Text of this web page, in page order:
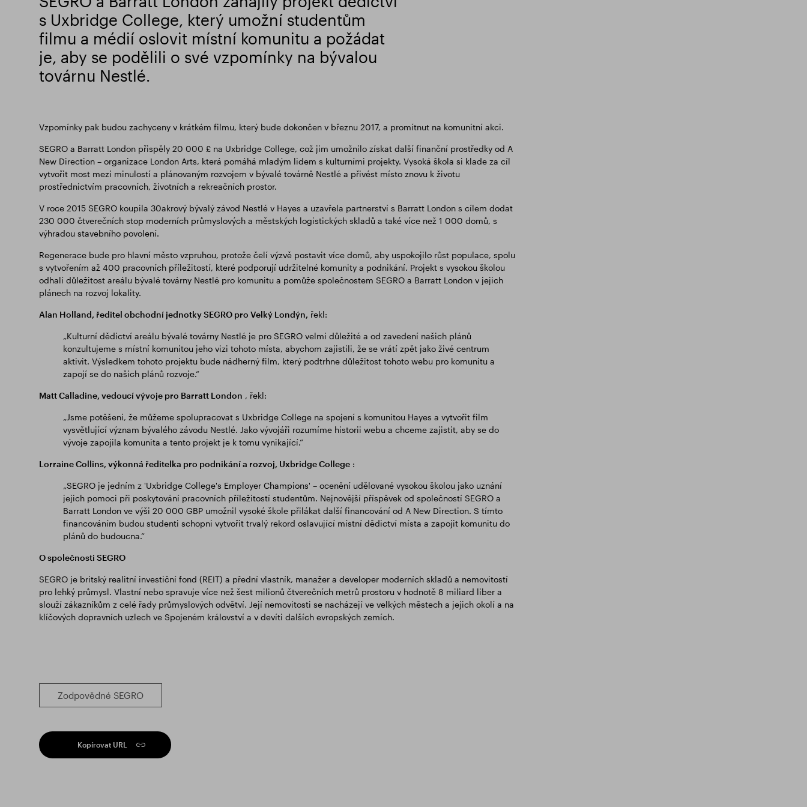
s Uxbridge College, který umožní studentům
filmu a médií oslovit místní komunitu a požádat
je, aby se podělili o své vzpomínky na bývalou
továrnu Nestlé.
Vzpomínky pak budou zachyceny v krátkém filmu, který bude dokončen v březnu 2017, a promítnut na komunitní akci.
SEGRO a Barratt London přispěly 20 000 £ na Uxbridge College, což jim umožnilo získat další finanční prostředky od A
New Direction – organizace London Arts, která pomáhá mladým lidem s kulturními projekty. Vysoká škola si klade za cíl
vytvořit most mezi minulostí a plánovaným rozvojem v bývalé továrně Nestlé a přivést místo znovu k životu
prostřednictvím pracovních, životních a rekreačních prostor.
V roce 2015 SEGRO koupila 30akrový bývalý závod Nestlé v Hayes a uzavřela partnerství s Barratt London s cílem dodat
230 000 čtverečních stop moderních průmyslových a městských logistických skladů a také více než 1 000 domů, s
výhradou stavebního povolení.
Regenerace bude pro hlavní město vzpruhou, protože čelí výzvě postavit více domů, aby uspokojilo růst populace, spolu
s vytvořením až 400 pracovních příležitostí, které podporují udržitelné komunity a podnikání. Projekt s vysokou školou
odhalí důležitost areálu bývalé továrny Nestlé pro komunitu a pomůže společnostem SEGRO a Barratt London v jejich
plánech na rozvoj lokality.
Alan Holland, ředitel obchodní jednotky SEGRO pro Velký Londýn, řekl:
„Kulturní dědictví areálu bývalé továrny Nestlé je pro SEGRO velmi důležité a od zavedení našich plánů
konzultujeme s místní komunitou jeho vizi tohoto místa, abychom zajistili, že se vrátí zpět jako živé centrum
aktivit. Výsledkem tohoto projektu bude nádherný film, který podtrhne důležitost tohoto webu pro komunitu a
zapojí se do našich plánů rozvoje.“
Matt Calladine, vedoucí vývoje pro Barratt London , řekl:
„Jsme potěšeni, že můžeme spolupracovat s Uxbridge College na spojení s komunitou Hayes a vytvořit film
vysvětlující význam bývalého závodu Nestlé. Jako vývojáři rozumíme historii webu a chceme zajistit, aby se do
vývoje zapojila komunita a tento projekt je k tomu vynikající.“
Lorraine Collins, výkonná ředitelka pro podnikání a rozvoj, Uxbridge College:
„SEGRO je jedním z 'Uxbridge College's Employer Champions' – ocenění udělované vysokou školou jako uznání
jejich pomoci při poskytování pracovních příležitostí studentům. Nejnovější příspěvek od společností SEGRO a
Barratt London ve výši 20 000 GBP umožnil vysoké škole přilákat další financování od A New Direction. S tímto
financováním budou studenti schopni vytvořit trvalý rekord oslavující místní dědictví místa a zapojit komunitu do
plánů do budoucna.“
O společnosti SEGRO
SEGRO je britský realitní investiční fond (REIT) a přední vlastník, manažer a developer moderních skladů a nemovitostí
pro lehký průmysl. Vlastní nebo spravuje více než šest milionů čtverečních metrů prostoru v hodnotě 8 miliard liber a
slouží zákazníkům z celé řady průmyslových odvětví. Její nemovitosti se nacházejí ve velkých městech a jejich okolí a na
klíčových dopravních uzlech ve Spojeném království a v devíti dalších evropských zemích.
Zodpovědné SEGRO
Kopírovat URL